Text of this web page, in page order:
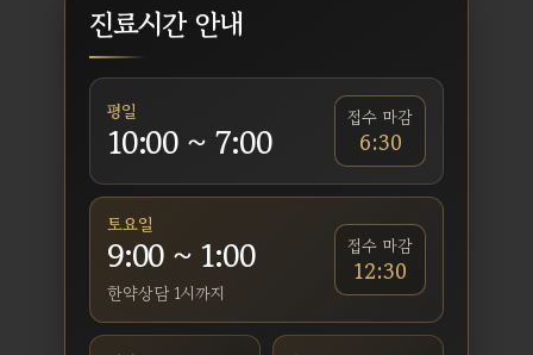
진료시간 안내
평일
10:00 ~ 7:00
접수 마감
6:30
토요일
9:00 ~ 1:00
한약상담 1시까지
접수 마감
12:30